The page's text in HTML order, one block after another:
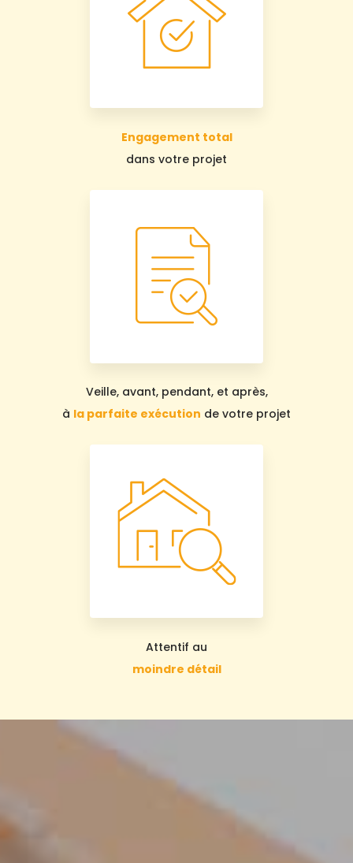
Engagement total
dans votre projet
Veille, avant, pendant, et après,
à la parfaite exécution de votre projet
Attentif au
moindre détail